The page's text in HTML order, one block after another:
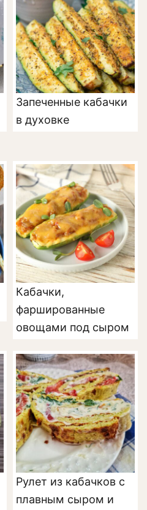
Запеченные кабачки
в духовке
Кабачки,
фаршированные
овощами под сыром
Рулет из кабачков с
плавным сыром и